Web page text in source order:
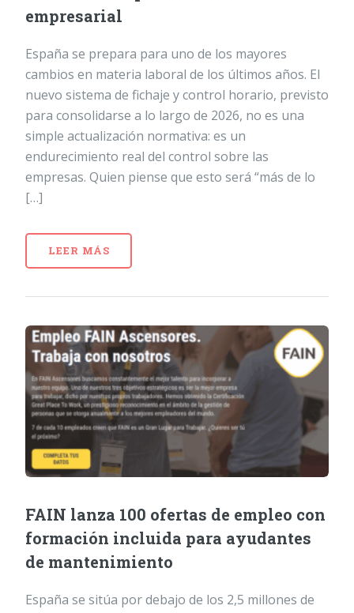
empresarial
España se prepara para uno de los mayores
cambios en materia laboral de los últimos años. El
nuevo sistema de fichaje y control horario, previsto
para consolidarse a lo largo de 2026, no es una
simple actualización normativa: es un
endurecimiento real del control sobre las
empresas. Quien piense que esto será “más de lo
[…]
LEER MÁS
FAIN lanza 100 ofertas de empleo con
formación incluida para ayudantes
de mantenimiento
España se sitúa por debajo de los 2,5 millones de